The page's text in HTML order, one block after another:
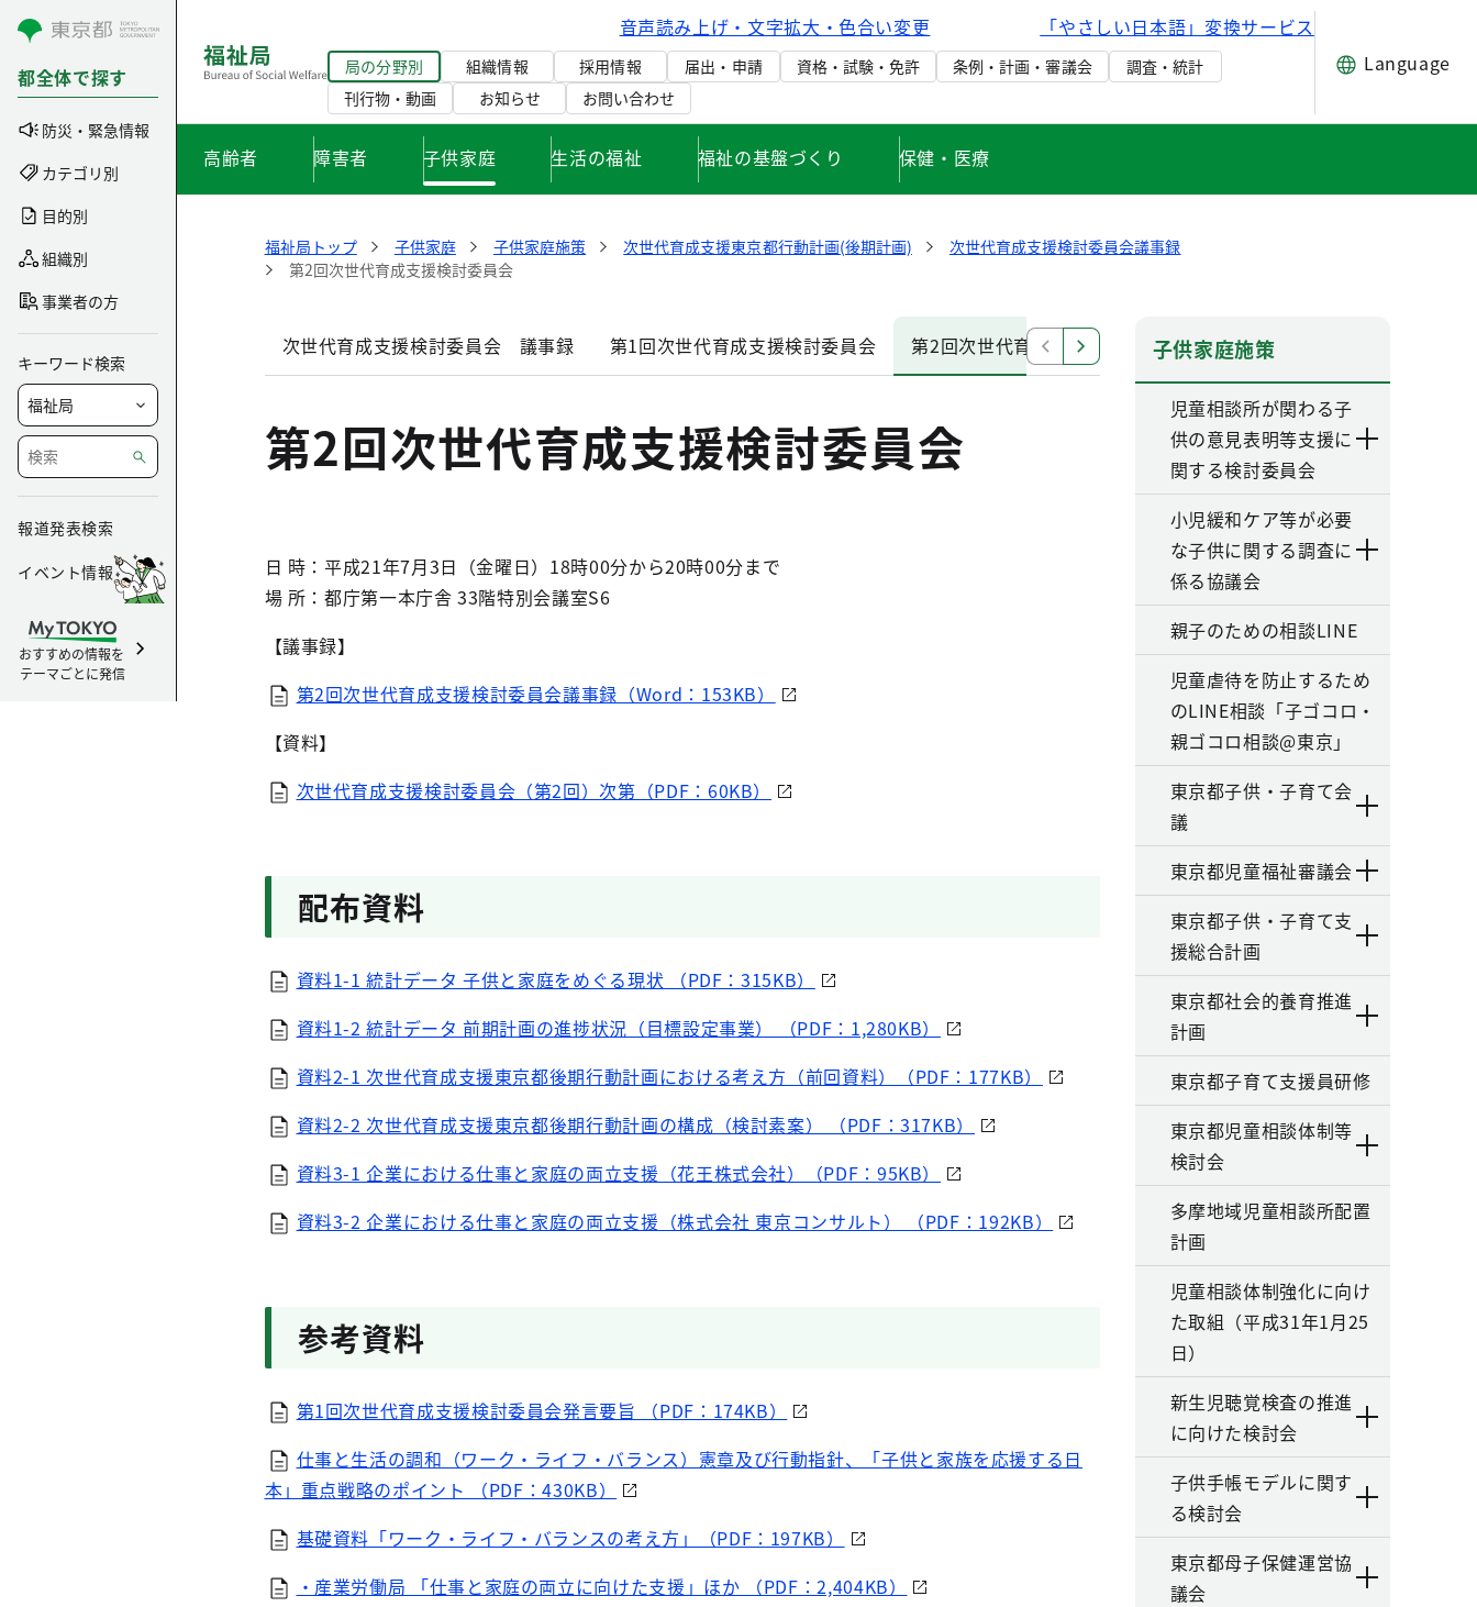
コンテンツにスキップ
都全体で探す
防災・緊急情報
カテゴリ別
目的別
組織別
事業者の方
キーワード検索
報道発表検索
イベント情報
おすすめの情報を
テーマごとに発信
音声読み上げ・文字拡大・色合い変更 「やさしい日本語」変換サービス
局の分野別 組織情報 採用情報 届出・申請 資格・試験・免許 条例・計画・審議会
調査・統計
刊行物・動画
お知らせ お問い合わせ
Language
高齢者 障害者 子供家庭 生活の福祉 福祉の基盤づくり 保健・医療
福祉局トップ 子供家庭 子供家庭施策 次世代育成支援東京都行動計画(後期計画)
次世代育成支援検討委員会議事録
第2回次世代育成支援検討委員会
次世代育成支援検討委員会 議事録 第1回次世代育成支援検討委員会 第2回次世代育成支援検討委員会 第3回次世代育成支援検討委員
第2回次世代育成支援検討委員会
日 時：平成21年7月3日（金曜日）18時00分から20時00分まで
場 所：都庁第一本庁舎 33階特別会議室S6
【議事録】
第2回次世代育成支援検討委員会議事録（Word：153KB）
【資料】
次世代育成支援検討委員会（第2回）次第（PDF：60KB）
配布資料
資料1-1 統計データ 子供と家庭をめぐる現状 （PDF：315KB）
資料1-2 統計データ 前期計画の進捗状況（目標設定事業） （PDF：1,280KB）
資料2-1 次世代育成支援東京都後期行動計画における考え方（前回資料）（PDF：177KB）
資料2-2 次世代育成支援東京都後期行動計画の構成（検討素案） （PDF：317KB）
資料3-1 企業における仕事と家庭の両立支援（花王株式会社）（PDF：95KB）
資料3-2 企業における仕事と家庭の両立支援（株式会社 東京コンサルト） （PDF：192KB）
参考資料
第1回次世代育成支援検討委員会発言要旨 （PDF：174KB）
仕事と生活の調和（ワーク・ライフ・バランス）憲章及び行動指針、「子供と家族を応援する日
本」重点戦略のポイント （PDF：430KB）
基礎資料「ワーク・ライフ・バランスの考え方」（PDF：197KB）
・産業労働局 「仕事と家庭の両立に向けた支援」ほか （PDF：2,404KB）
子供家庭施策
児童相談所が関わる子
供の意見表明等支援に
関する検討委員会
小児緩和ケア等が必要
な子供に関する調査に
係る協議会
親子のための相談LINE
児童虐待を防止するため
のLINE相談「子ゴコロ・
親ゴコロ相談@東京」
東京都子供・子育て会
議
東京都児童福祉審議会
東京都子供・子育て支
援総合計画
東京都社会的養育推進
計画
東京都子育て支援員研修
東京都児童相談体制等
検討会
多摩地域児童相談所配置
計画
児童相談体制強化に向け
た取組（平成31年1月25
日）
新生児聴覚検査の推進
に向けた検討会
子供手帳モデルに関す
る検討会
東京都母子保健運営協
議会